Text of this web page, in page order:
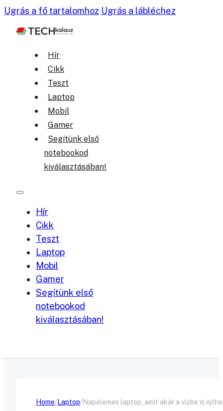
Ugrás a fő tartalomhoz Ugrás a lábléchez
Hír
Cikk
Teszt
Laptop
Mobil
Gamer
Segítünk első
notebookod
kiválasztásában!
Hír
Cikk
Teszt
Laptop
Mobil
Gamer
Segítünk első
notebookod
kiválasztásában!
Home Laptop Napelemes laptop, amit akár a vízbe is